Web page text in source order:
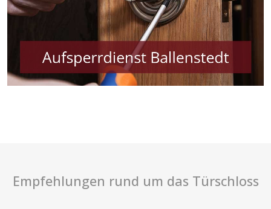
Empfehlungen rund um das Türschloss